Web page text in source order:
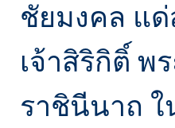
ชัยมงคล แด่
เจ้าสิริกิติ์ พ
ราชินีนาถ ใ